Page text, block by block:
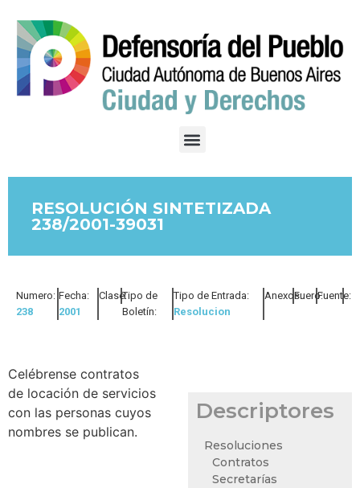
RESOLUCIÓN SINTETIZADA
238/2001-39031
Numero:
238
Fecha:
2001
Clase:Tipo de
Boletín:
Tipo de Entrada:
Resolucion
Anexos:Fuero:Fuente:
Celébrense contratos
de locación de servicios
con las personas cuyos
nombres se publican.
Descriptores
Resoluciones
Contratos
Secretarías